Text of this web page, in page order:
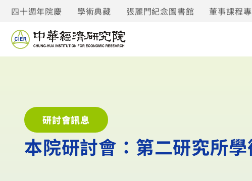
四十週年院慶 學術典藏 張麗門紀念圖書館 董事課程
研討會訊息
本院研討會：第二研究所